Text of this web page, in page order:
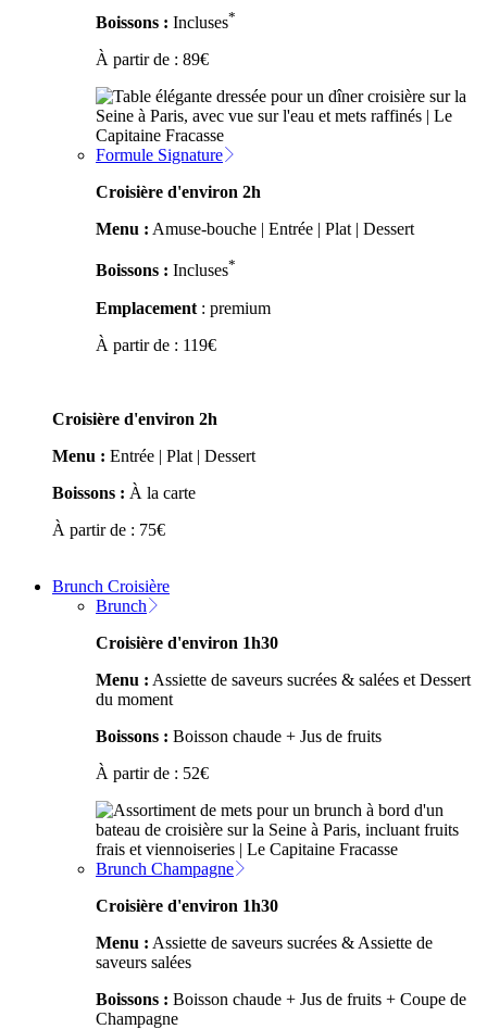
Boissons : Incluses*
À partir de : 89€
Formule Signature
Croisière d'environ 2h
Menu : Amuse-bouche | Entrée | Plat | Dessert
Boissons : Incluses*
Emplacement : premium
À partir de : 119€
Croisière d'environ 2h
Menu : Entrée | Plat | Dessert
Boissons : À la carte
À partir de : 75€
Brunch Croisière
Brunch
Croisière d'environ 1h30
Menu : Assiette de saveurs sucrées & salées et Dessert
du moment
Boissons : Boisson chaude + Jus de fruits
À partir de : 52€
Brunch Champagne
Croisière d'environ 1h30
Menu : Assiette de saveurs sucrées & Assiette de
saveurs salées
Boissons : Boisson chaude + Jus de fruits + Coupe de
Champagne